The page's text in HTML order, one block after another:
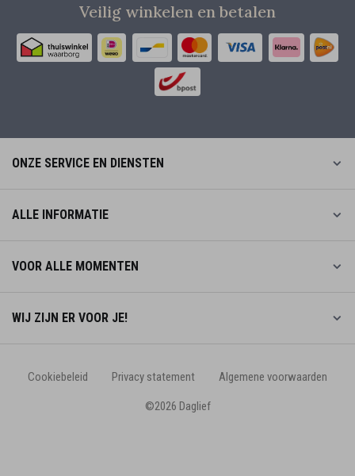
Veilig winkelen en betalen
ONZE SERVICE EN DIENSTEN
ALLE INFORMATIE
VOOR ALLE MOMENTEN
WIJ ZIJN ER VOOR JE!
Cookiebeleid Privacy statement Algemene voorwaarden
©2026 Daglief